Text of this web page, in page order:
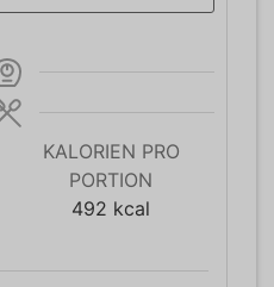
KALORIEN PRO
PORTION
492 kcal